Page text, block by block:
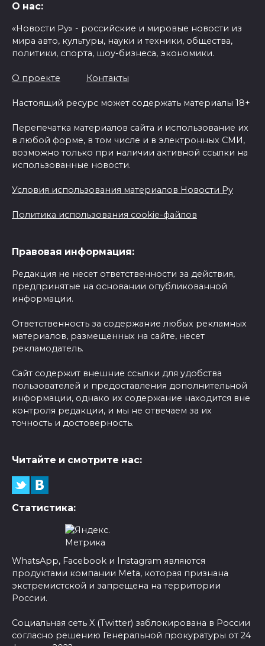
О нас:
«Новости Ру» - российские и мировые новости из
мира авто, культуры, науки и техники, общества,
политики, спорта, шоу-бизнеса, экономики.
О проекте Контакты
Настоящий ресурс может содержать материалы 18+
Перепечатка материалов сайта и использование их
в любой форме, в том числе и в электронных СМИ,
возможно только при наличии активной ссылки на
использованные новости.
Условия использования материалов Новости Ру
Политика использования cookie-файлов
Правовая информация:
Редакция не несет ответственности за действия,
предпринятые на основании опубликованной
информации.
Ответственность за содержание любых рекламных
материалов, размещенных на сайте, несет
рекламодатель.
Сайт содержит внешние ссылки для удобства
пользователей и предоставления дополнительной
информации, однако их содержание находится вне
контроля редакции, и мы не отвечаем за их
точность и достоверность.
Читайте и смотрите нас:
Статистика:
WhatsApp, Facebook и Instagram являются
продуктами компании Meta, которая признана
экстремистской и запрещена на территории
России.
Социальная сеть X (Twitter) заблокирована в России
согласно решению Генеральной прокуратуры от 24